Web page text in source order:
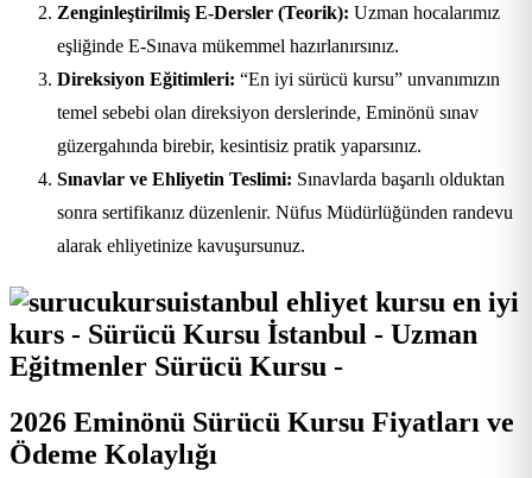
Zenginleştirilmiş E-Dersler (Teorik): Uzman hocalarımız
eşliğinde E-Sınava mükemmel hazırlanırsınız.
Direksiyon Eğitimleri: “En iyi sürücü kursu” unvanımızın
temel sebebi olan direksiyon derslerinde, Eminönü sınav
güzergahında birebir, kesintisiz pratik yaparsınız.
Sınavlar ve Ehliyetin Teslimi: Sınavlarda başarılı olduktan
sonra sertifikanız düzenlenir. Nüfus Müdürlüğünden randevu
alarak ehliyetinize kavuşursunuz.
2026 Eminönü Sürücü Kursu Fiyatları ve
Ödeme Kolaylığı